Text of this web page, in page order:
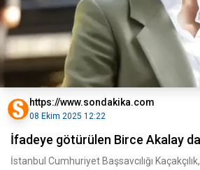
https://www.sondakika.com
08 Ekim 2025 12:22
İfadeye götürülen Birce Akalay
İstanbul Cumhuriyet Başsavcılığı